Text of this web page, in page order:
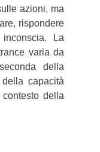
azioni, ma
rispondere
La
varia da
della
capacità
della